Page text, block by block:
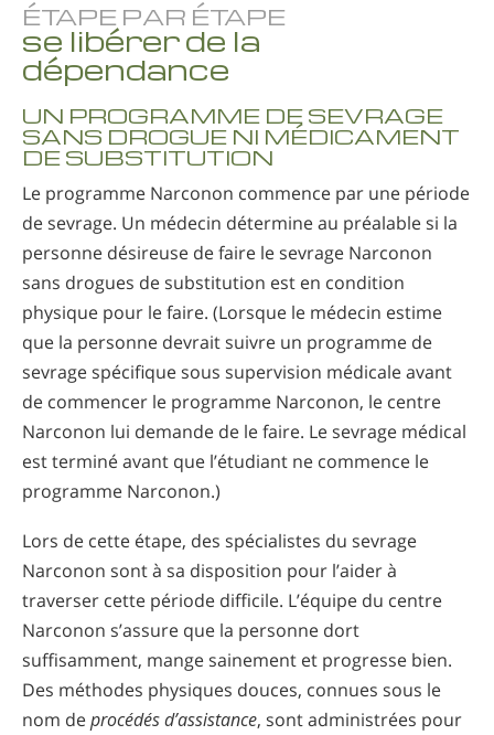
ÉTAPE PAR ÉTAPE
se libérer de la
dépendance
UN PROGRAMME DE SEVRAGE
SANS DROGUE NI MÉDICAMENT
DE SUBSTITUTION
Le programme Narconon commence par une période
de sevrage. Un médecin détermine au préalable si la
personne désireuse de faire le sevrage Narconon
sans drogues de substitution est en condition
physique pour le faire. (Lorsque le médecin estime
que la personne devrait suivre un programme de
sevrage spécifique sous supervision médicale avant
de commencer le programme Narconon, le centre
Narconon lui demande de le faire. Le sevrage médical
est terminé avant que l’étudiant ne commence le
programme Narconon.)
Lors de cette étape, des spécialistes du sevrage
Narconon sont à sa disposition pour l’aider à
traverser cette période difficile. L’équipe du centre
Narconon s’assure que la personne dort
suffisamment, mange sainement et progresse bien.
Des méthodes physiques douces, connues sous le
nom deprocédés d’assistance, sont administrées pour